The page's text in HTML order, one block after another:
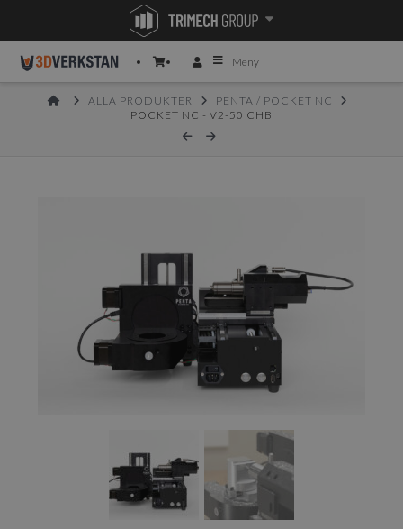
Meny
HOMEALLA PRODUKTER
PENTA / POCKET NC
POCKET NC - V2-50 CHB